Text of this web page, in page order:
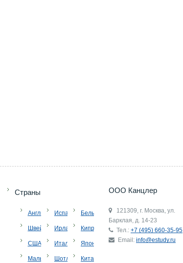
Страны
Англия
Швейцария
США
Мальта
Испания
Ирландия
Италия
Шотландия
Бельгия
Кипр
Япония
Китай
ООО Канцлер
121309, г. Москва, ул.
Барклая, д. 14-23
Тел.: +7 (495) 660-35-95
Email: info@estudy.ru